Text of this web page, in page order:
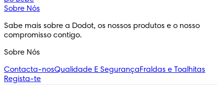
Sobre Nós
Sabe mais sobre a Dodot, os nossos produtos e o nosso
compromisso contigo.
Sobre Nós
Contacta-nosQualidade E SegurançaFraldas e Toalhitas
Regista-te